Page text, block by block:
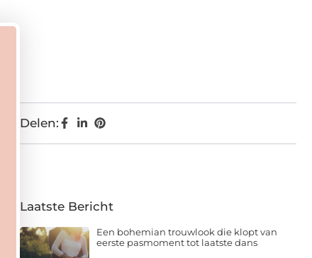
Delen:
Laatste Bericht
Een bohemian trouwlook die klopt van
eerste pasmoment tot laatste dans